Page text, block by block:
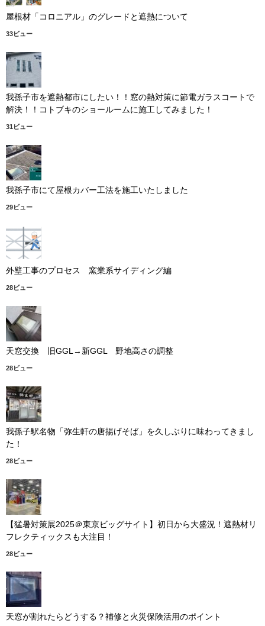
屋根材「コロニアル」のグレードと遮熱について
33ビュー
我孫子市を遮熱都市にしたい！！窓の熱対策に節電ガラスコートで
解決！！コトブキのショールームに施工してみました！
31ビュー
我孫子市にて屋根カバー工法を施工いたしました
29ビュー
外壁工事のプロセス 窯業系サイディング編
28ビュー
天窓交換 旧GGL→新GGL 野地高さの調整
28ビュー
我孫子駅名物「弥生軒の唐揚げそば」を久しぶりに味わってきまし
た！
28ビュー
【猛暑対策展2025＠東京ビッグサイト】初日から大盛況！遮熱材リ
フレクティックスも大注目！
28ビュー
天窓が割れたらどうする？補修と火災保険活用のポイント